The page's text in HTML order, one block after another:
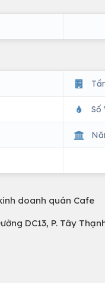
Số
doanh quán Cafe
DC13, P. Tây